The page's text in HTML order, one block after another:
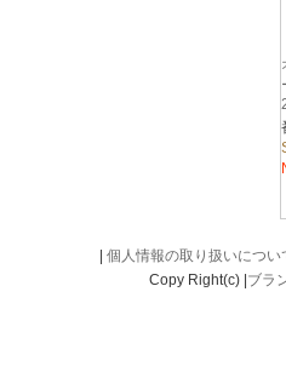
個人情報の取り扱いについ
Copy Right(c) | ブラ